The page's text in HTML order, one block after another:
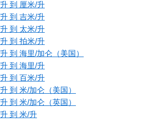
到 厘米/升
到 吉米/升
到 太米/升
到 拍米/升
到 海里/加仑（美国）
到 海里/升
到 百米/升
到 米/加仑（美国）
到 米/加仑（英国）
到 米/升